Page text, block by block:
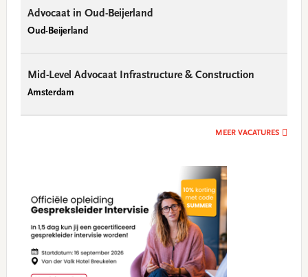
Advocaat in Oud-Beijerland
Oud-Beijerland
Mid-Level Advocaat Infrastructure & Construction
Amsterdam
MEER VACATURES